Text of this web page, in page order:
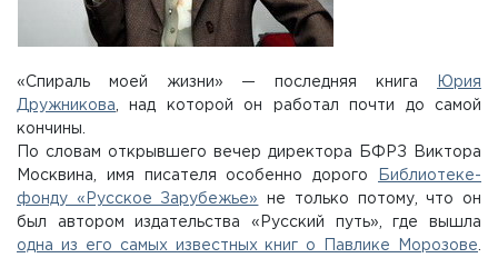
«Спираль моей жизни» — последняя книга
Юрия
Дружникова , над которой он работал почти до самой
кончины.
По словам открывшего вечер директора БФРЗ Виктора
Москвина, имя писателя особенно дорого
Библиотеке-
фонду «Русское Зарубежье»
не только потому, что он
был автором издательства «Русский путь», где вышла
одна из его самых известных книг о Павлике Морозове